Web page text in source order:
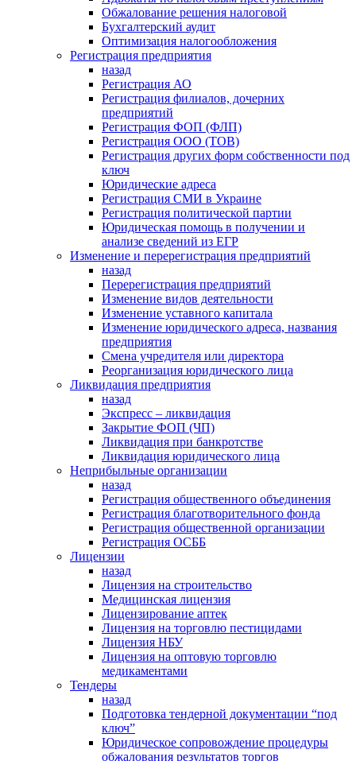
Обжалование решения налоговой
Бухгалтерский аудит
Оптимизация налогообложения
Регистрация предприятия
назад
Регистрация АО
Регистрация филиалов, дочерних
предприятий
Регистрация ФОП (ФЛП)
Регистрация ООО (ТОВ)
Регистрация других форм собственности под
ключ
Юридические адреса
Регистрация СМИ в Украине
Регистрация политической партии
Юридическая помощь в получении и
анализе сведений из ЕГР
Изменение и перерегистрация предприятий
назад
Перерегистрация предприятий
Изменение видов деятельности
Изменение уставного капитала
Изменение юридического адреса, названия
предприятия
Смена учредителя или директора
Реорганизация юридического лица
Ликвидация предприятия
назад
Экспресс – ликвидация
Закрытие ФОП (ЧП)
Ликвидация при банкротстве
Ликвидация юридического лица
Неприбыльные организации
назад
Регистрация общественного объединения
Регистрация благотворительного фонда
Регистрация общественной организации
Регистрация ОСББ
Лицензии
назад
Лицензия на строительство
Медицинская лицензия
Лицензирование аптек
Лицензия на торговлю пестицидами
Лицензия НБУ
Лицензия на оптовую торговлю
медикаментами
Тендеры
назад
Подготовка тендерной документации “под
ключ”
Юридическое сопровождение процедуры
обжалования результатов торгов